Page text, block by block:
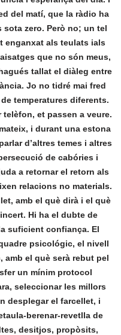
del matí, que la ràdio ha
zero. Però no; un tel
enganxat als teulats ials
que no són meus,
tallat el diàleg entre
Jo no tidré mai fred
temperatures diferents.
telèfon, et passen a veure.
i durant una estona
d’altres temes i altres
de cabóries i
a retornar el retorn als
relacions no materials.
amb el què dirà i el què
Hi ha el dubte de
suficient confiança. El
psicológic, el nivell
el què serà rebut pel
un mínim protocol
seleccionar les millors
desplegar el farcellet, i
berenar-revetlla de
desitjos, propòsits,